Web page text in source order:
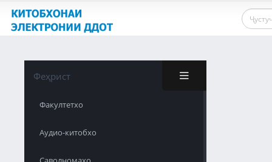
Феҳрист
Факултетхо
Аудио-китобхо